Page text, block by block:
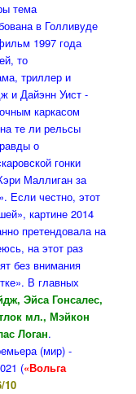
тема
в Голливуде
1997 года
то
триллер и
и Дайэнн Уист -
каркасом
те ли рельсы
о
гонки
Маллиган за
Если честно, этот
картине 2014
претендовала на
на этот раз
без внимания
В главных
Эйса Гонсалес,
мл., Мэйкон
Логан.
(мир) -
(«Вольга
10